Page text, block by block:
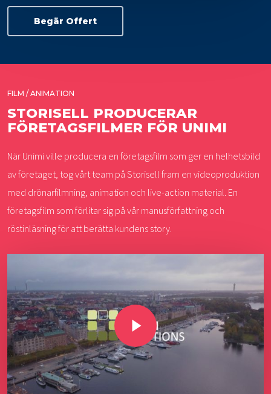
Begär Offert
FILM / ANIMATION
STORISELL PRODUCERAR
FÖRETAGSFILMER FÖR UNIMI
När Unimi ville producera en företagsfilm som ger en helhetsbild
av företaget, tog vårt team på Storisell fram en videoproduktion
med drönarfilmning, animation och live-action material. En
företagsfilm som förlitar sig på vår manusförfattning och
röstinläsning för att berätta kundens story.
Play Video